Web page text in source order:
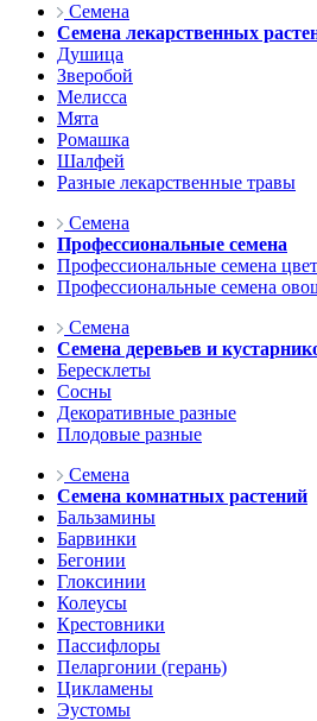
Семена
Семена лекарственных
Душица
Зверобой
Мелисса
Мята
Ромашка
Шалфей
Разные лекарственные травы
Семена
Профессиональные семена
Профессиональные семена
Профессиональные семена
Семена
Семена деревьев и
Бересклеты
Сосны
Декоративные разные
Плодовые разные
Семена
Семена комнатных растений
Бальзамины
Барвинки
Бегонии
Глоксинии
Колеусы
Крестовники
Пассифлоры
Пеларгонии (герань)
Цикламены
Эустомы